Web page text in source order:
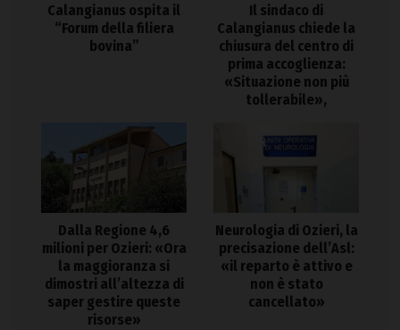
Calangianus ospita il
“Forum della filiera
bovina”
Il sindaco di
Calangianus chiede la
chiusura del centro di
prima accoglienza:
«Situazione non più
tollerabile»,
Dalla Regione 4,6
milioni per Ozieri: «Ora
la maggioranza si
dimostri all’altezza di
saper gestire queste
risorse»
Neurologia di Ozieri, la
precisazione dell’Asl:
«il reparto è attivo e
non è stato
cancellato»